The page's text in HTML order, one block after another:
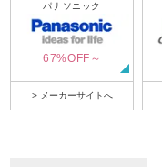
パナソニック
67%OFF～
> メーカーサイトへ